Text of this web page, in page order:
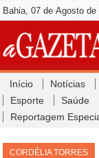
Bahia, 07 de Agosto de
Início Notícias
Esporte
Saúde
Reportagem
CORDÉLIA TORRES